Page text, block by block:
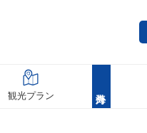
観光プラン